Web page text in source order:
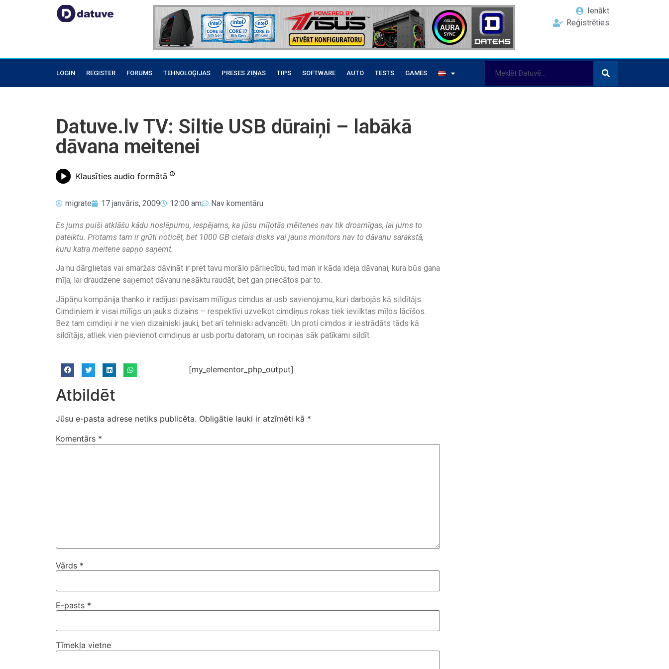
Ienākt
Reģistrēties
LOGIN REGISTER FORUMS TEHNOLOĢIJAS PRESES ZIŅAS TIPS SOFTWARE AUTO TESTS GAMES
Datuve.lv TV: Siltie USB dūraiņi – labākā
dāvana meitenei
Klausīties audio formātā
migrate 17 janvāris, 2009 12:00 am Nav komentāru
Es jums puiši atklāšu kādu noslēpumu, iespējams, ka jūsu mīļotās mēitenes nav tik drosmīgas, lai jums to
pateiktu. Protams tam ir grūti noticēt, bet 1000 GB cietais disks vai jauns monitors nav to dāvanu sarakstā,
kuru katra meitene sapņo saņemt.
Ja nu dārglietas vai smaržas dāvināt ir pret tavu morālo pārliecību, tad man ir kāda ideja dāvanai, kura būs gana
mīļa, lai draudzene saņemot dāvanu nesāktu raudāt, bet gan priecātos par to.
Jāpāņu kompānija thanko ir radījusi pavisam mīlīgus cimdus ar usb savienojumu, kuri darbojās kā sildītājs.
Cimdiņiem ir visai mīlīgs un jauks dizains – respektīvi uzvelkot cimdiņus rokas tiek ievilktas mīļos lācīšos.
Bez tam cimdiņi ir ne vien dizainiski jauki, bet arī tehniski advancēti. Un proti cimdos ir iestrādāts tāds kā
sildītājs, atliek vien pievienot cimdiņus ar usb portu datoram, un rociņas sāk patīkami sildīt.
[my_elementor_php_output]
Atbildēt
Jūsu e-pasta adrese netiks publicēta. Obligātie lauki ir atzīmēti kā *
Komentārs *
Vārds *
E-pasts *
Tīmekļa vietne